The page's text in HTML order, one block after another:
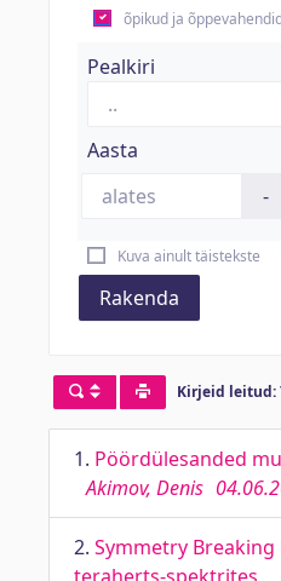
õpikud ja
Pealkiri
Aasta
-
Kuva ainult täistekste
Rakenda
Kirjeid leitud:
1. Pöördülesanded
Akimov, Denis
2. Symmetry